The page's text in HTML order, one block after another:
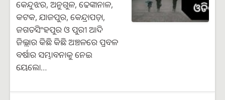
କେନ୍ଦୁଝର, ଅନୁଗୁଳ, ଢେଙ୍କାନାଳ,
କଟକ, ଯାଜପୁର, କେନ୍ଦ୍ରାପଡ଼ା,
ଜଗତସିଂହପୁର ଓ ପୁରୀ ଆଦି
ଜିଲ୍ଲାର କିଛି କିଛି ଅଞ୍ଚଳରେ ପ୍ରବଳ
ବର୍ଷାର ସମ୍ଭାବନାକୁ ନେଇ
‌ୟେଲୋ…